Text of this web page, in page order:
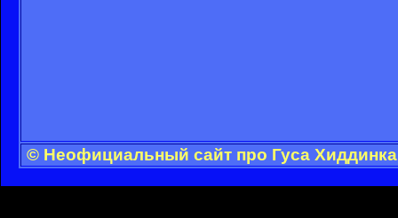
© Неофициальный сайт про Гуса